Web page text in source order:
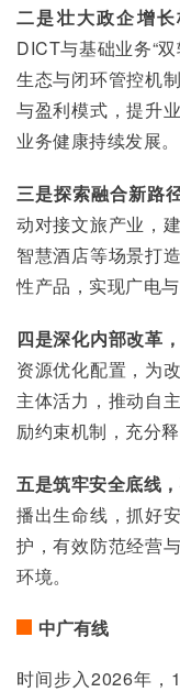
二是壮大政企增长
DICT与基础业务“
生态与闭环管控机
与盈利模式，提升
业务健康持续发展。
三是探索融合新路
动对接文旅产业，
智慧酒店等场景打
性产品，实现广电
四是深化内部改革
资源优化配置，为
主体活力，推动自
励约束机制，充分
五是筑牢安全底线
播出生命线，抓好
护，有效防范经营
环境。
中广有线
时间步入2026年，